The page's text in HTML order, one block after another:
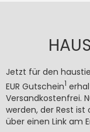
Jetzt für den
EUR Gutschein1
Versandkostenfrei.
werden, der Rest ist
über einen Link am